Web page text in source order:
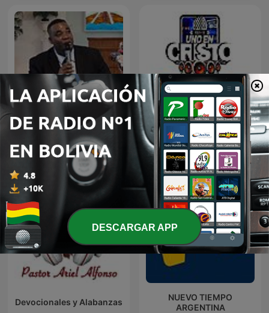
Alabanza y Reflexión Audio Biblia
Devocionales y Alabanzas
NUEVO TIEMPO
ARGENTINA
DESCARGAR APP